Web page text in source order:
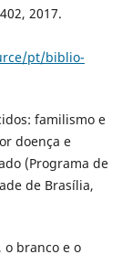
2017.
pt/biblio-
familismo e
doença e
(Programa de
de Brasília,
o branco e o